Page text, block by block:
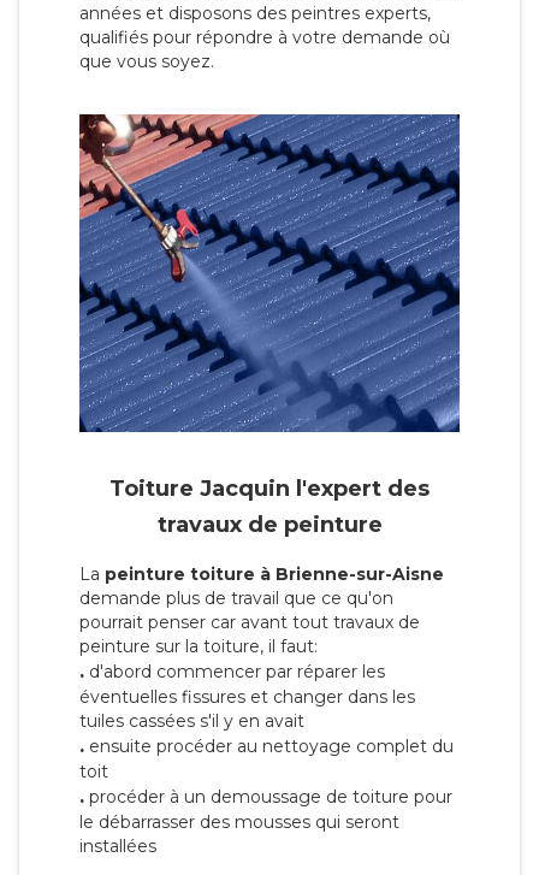
années et disposons des peintres experts,
qualifiés pour répondre à votre demande où
que vous soyez.
Toiture Jacquin l'expert des
travaux de peinture
La peinture toiture à Brienne-sur-Aisne
demande plus de travail que ce qu'on
pourrait penser car avant tout travaux de
peinture sur la toiture, il faut:
. d'abord commencer par réparer les
éventuelles fissures et changer dans les
tuiles cassées s'il y en avait
. ensuite procéder au nettoyage complet du
toit
. procéder à un demoussage de toiture pour
le débarrasser des mousses qui seront
installées